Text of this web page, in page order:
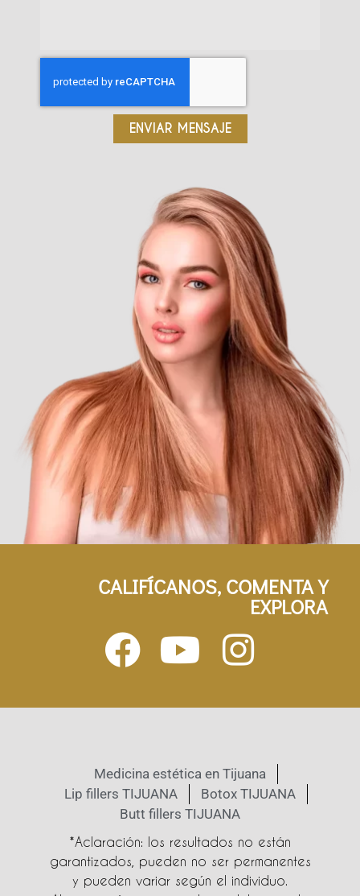
ENVIAR MENSAJE
CALIFÍCANOS, COMENTA Y
EXPLORA
Medicina estética en Tijuana
Lip fillers TIJUANA
Botox TIJUANA
Butt fillers TIJUANA
*Aclaración: los resultados no están
garantizados, pueden no ser permanentes
y pueden variar según el individuo.